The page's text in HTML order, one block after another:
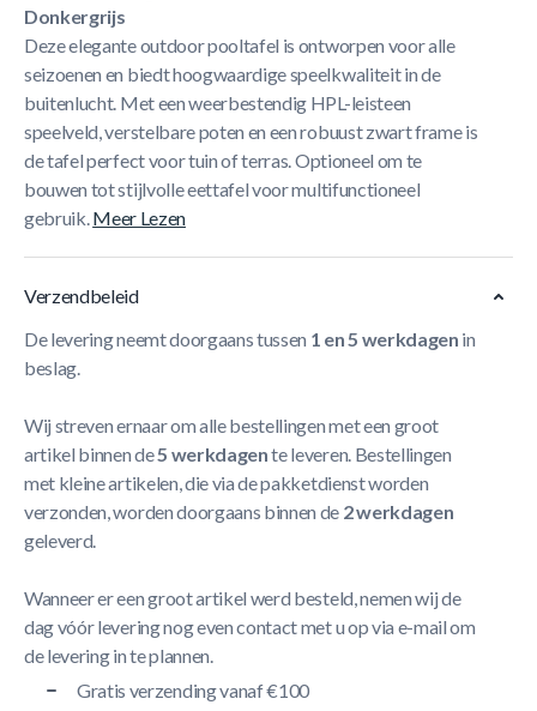
Donkergrijs
Deze elegante outdoor pooltafel is ontworpen voor alle
seizoenen en biedt hoogwaardige speelkwaliteit in de
buitenlucht. Met een weerbestendig HPL-leisteen
speelveld, verstelbare poten en een robuust zwart frame is
de tafel perfect voor tuin of terras. Optioneel om te
bouwen tot stijlvolle eettafel voor multifunctioneel
gebruik.Meer Lezen
Verzendbeleid
De levering neemt doorgaans tussen 1 en 5 werkdagen in
beslag.
Wij streven ernaar om alle bestellingen met een groot
artikel binnen de5 werkdagente leveren. Bestellingen
met kleine artikelen, die via de pakketdienst worden
verzonden, worden doorgaans binnen de 2 werkdagen
geleverd.
Wanneer er een groot artikel werd besteld, nemen wij de
dag vóór levering nog even contact met u op via e-mail om
de levering in te plannen.
Gratis verzending vanaf €100